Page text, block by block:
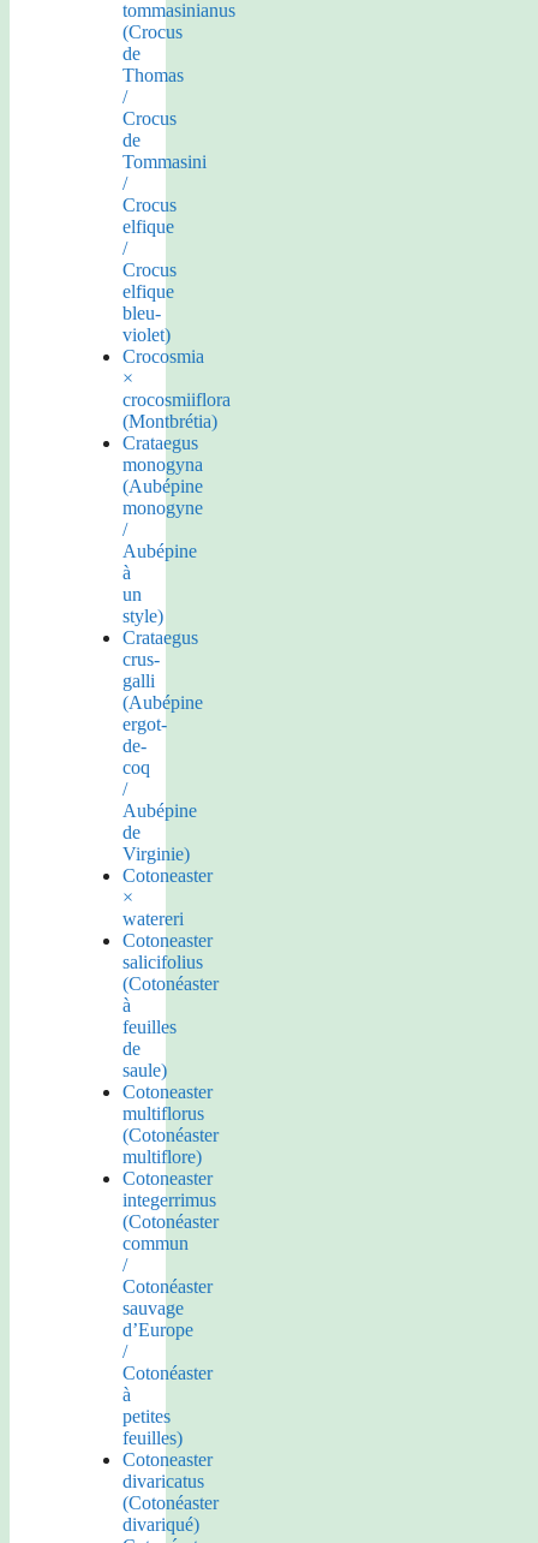
tommasinianus
(Crocus
de
Thomas
/
Crocus
de
Tommasini
/
Crocus
elfique
/
Crocus
elfique
bleu-
violet)
Crocosmia
×
crocosmiiflora
(Montbrétia)
Crataegus
monogyna
(Aubépine
monogyne
/
Aubépine
à
un
style)
Crataegus
crus-
galli
(Aubépine
ergot-
de-
coq
/
Aubépine
de
Virginie)
Cotoneaster
×
watereri
Cotoneaster
salicifolius
(Cotonéaster
à
feuilles
de
saule)
Cotoneaster
multiflorus
(Cotonéaster
multiflore)
Cotoneaster
integerrimus
(Cotonéaster
commun
/
Cotonéaster
sauvage
d’Europe
/
Cotonéaster
à
petites
feuilles)
Cotoneaster
divaricatus
(Cotonéaster
divariqué)